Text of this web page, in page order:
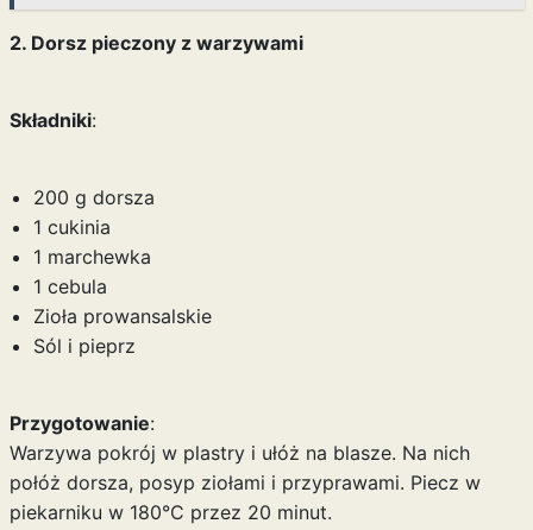
2. Dorsz pieczony z warzywami
Składniki:
200 g dorsza
1 cukinia
1 marchewka
1 cebula
Zioła prowansalskie
Sól i pieprz
Przygotowanie:
Warzywa pokrój w plastry i ułóż na blasze. Na nich
połóż dorsza, posyp ziołami i przyprawami. Piecz w
piekarniku w 180°C przez 20 minut.